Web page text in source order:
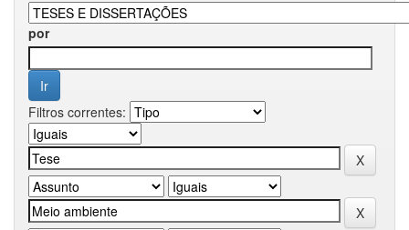
por
Filtros correntes: